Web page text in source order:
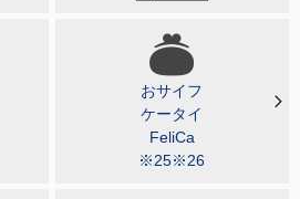
おサイフ
ケータイ
FeliCa
※25※26